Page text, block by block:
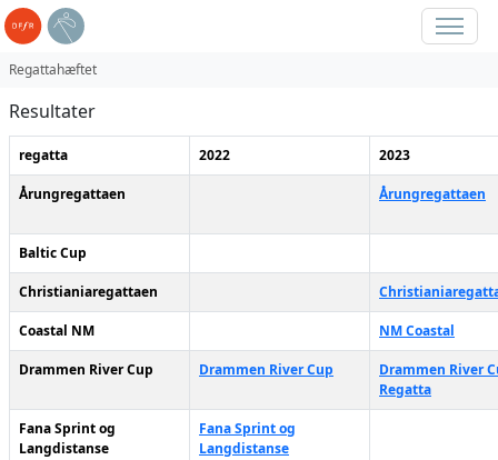
Regattahæftet
Resultater
regatta 2022 2023
Årungregattaen Årungregattaen
Baltic Cup
Christianiaregattaen
Coastal NM NM Coastal
Drammen River Cup Drammen River Cup
Drammen River
Regatta
Fana Sprint og
Langdistanse
Fana Sprint og
Langdistanse